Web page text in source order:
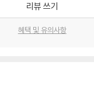
리뷰 쓰기
혜택 및 유의사항